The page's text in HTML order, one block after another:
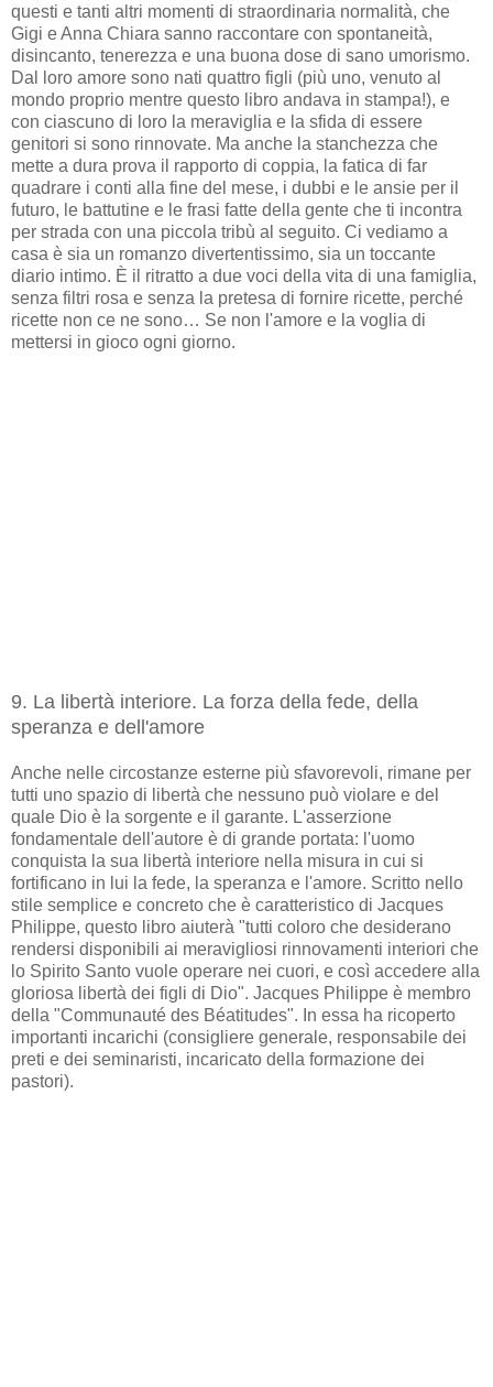
questi e tanti altri momenti di straordinaria normalità, che
Gigi e Anna Chiara sanno raccontare con spontaneità,
disincanto, tenerezza e una buona dose di sano umorismo.
Dal loro amore sono nati quattro figli (più uno, venuto al
mondo proprio mentre questo libro andava in stampa!), e
con ciascuno di loro la meraviglia e la sfida di essere
genitori si sono rinnovate. Ma anche la stanchezza che
mette a dura prova il rapporto di coppia, la fatica di far
quadrare i conti alla fine del mese, i dubbi e le ansie per il
futuro, le battutine e le frasi fatte della gente che ti incontra
per strada con una piccola tribù al seguito. Ci vediamo a
casa è sia un romanzo divertentissimo, sia un toccante
diario intimo. È il ritratto a due voci della vita di una famiglia,
senza filtri rosa e senza la pretesa di fornire ricette, perché
ricette non ce ne sono… Se non l'amore e la voglia di
mettersi in gioco ogni giorno.
9. La libertà interiore. La forza della fede, della
speranza e dell'amore
Anche nelle circostanze esterne più sfavorevoli, rimane per
tutti uno spazio di libertà che nessuno può violare e del
quale Dio è la sorgente e il garante. L'asserzione
fondamentale dell'autore è di grande portata: l'uomo
conquista la sua libertà interiore nella misura in cui si
fortificano in lui la fede, la speranza e l'amore. Scritto nello
stile semplice e concreto che è caratteristico di Jacques
Philippe, questo libro aiuterà "tutti coloro che desiderano
rendersi disponibili ai meravigliosi rinnovamenti interiori che
lo Spirito Santo vuole operare nei cuori, e così accedere alla
gloriosa libertà dei figli di Dio". Jacques Philippe è membro
della "Communauté des Béatitudes". In essa ha ricoperto
importanti incarichi (consigliere generale, responsabile dei
preti e dei seminaristi, incaricato della formazione dei
pastori).